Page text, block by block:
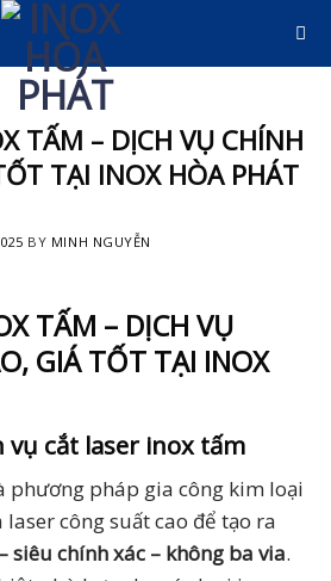
TẤM – DỊCH VỤ CHÍNH
TẠI INOX HÒA PHÁT
BY MINH NGUYỄN
TẤM – DỊCH VỤ
GIÁ TỐT TẠI INOX
vụ cắt laser inox tấm
phương pháp gia công kim loại
công suất cao để tạo ra
siêu chính xác – không ba via.